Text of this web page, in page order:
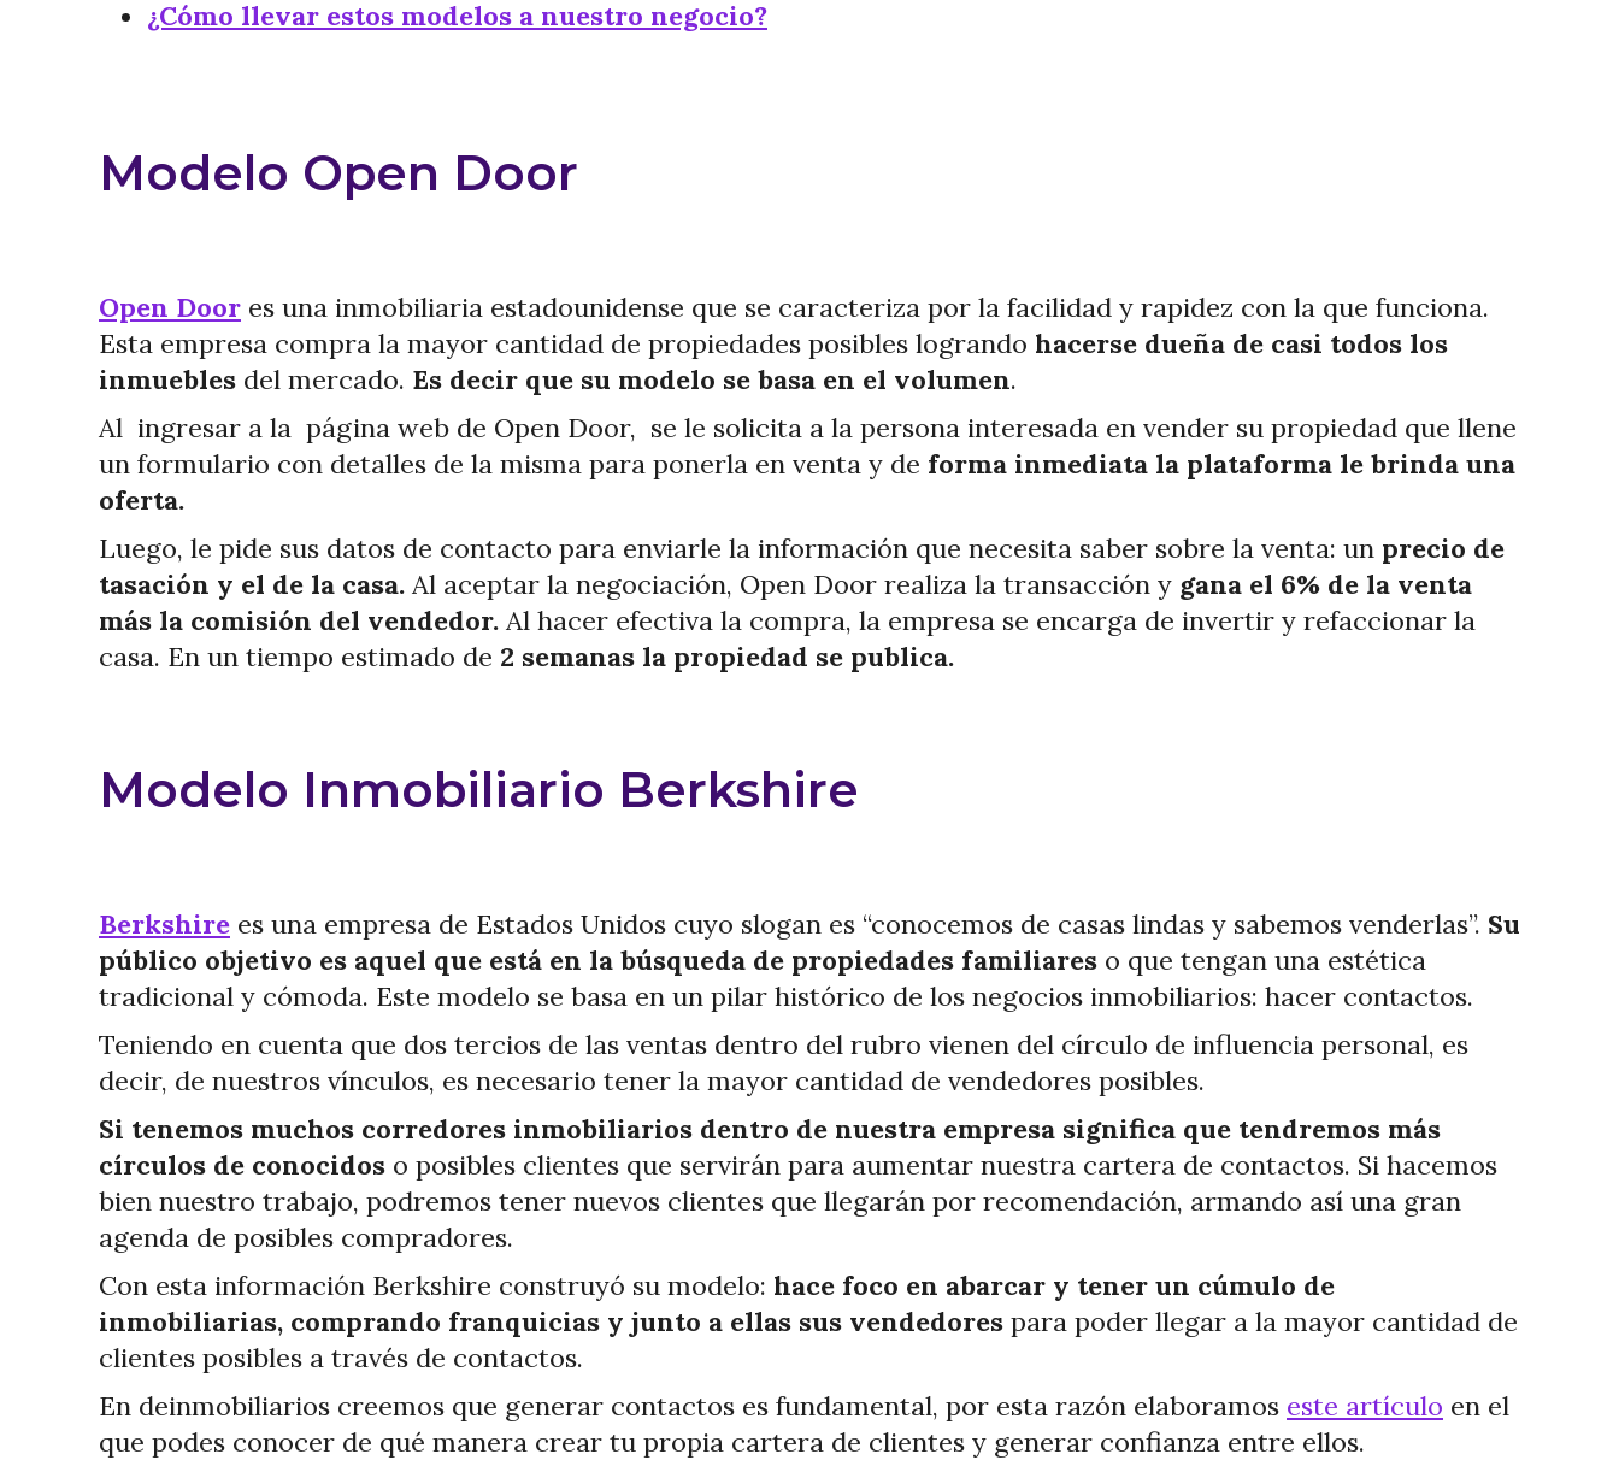
¿Cómo llevar estos modelos a nuestro negocio?
Modelo Open Door
Open Door es una inmobiliaria estadounidense que se caracteriza por la facilidad y rapidez con la que funciona.
Esta empresa compra la mayor cantidad de propiedades posibles logrando hacerse dueña de casi todos los
inmuebles del mercado. Es decir que su modelo se basa en el volumen.
Al ingresar a la página web de Open Door, se le solicita a la persona interesada en vender su propiedad que llene
un formulario con detalles de la misma para ponerla en venta y de forma inmediata la plataforma le brinda una
oferta.
Luego, le pide sus datos de contacto para enviarle la información que necesita saber sobre la venta: un precio de
tasación y el de la casa. Al aceptar la negociación, Open Door realiza la transacción y gana el 6% de la venta
más la comisión del vendedor. Al hacer efectiva la compra, la empresa se encarga de invertir y refaccionar la
casa. En un tiempo estimado de 2 semanas la propiedad se publica.
Modelo Inmobiliario Berkshire
Berkshire es una empresa de Estados Unidos cuyo slogan es “conocemos de casas lindas y sabemos venderlas”. Su
público objetivo es aquel que está en la búsqueda de propiedades familiares o que tengan una estética
tradicional y cómoda. Este modelo se basa en un pilar histórico de los negocios inmobiliarios: hacer contactos.
Teniendo en cuenta que dos tercios de las ventas dentro del rubro vienen del círculo de influencia personal, es
decir, de nuestros vínculos, es necesario tener la mayor cantidad de vendedores posibles.
Si tenemos muchos corredores inmobiliarios dentro de nuestra empresa significa que tendremos más
círculos de conocidos o posibles clientes que servirán para aumentar nuestra cartera de contactos. Si hacemos
bien nuestro trabajo, podremos tener nuevos clientes que llegarán por recomendación, armando así una gran
agenda de posibles compradores.
Con esta información Berkshire construyó su modelo: hace foco en abarcar y tener un cúmulo de
inmobiliarias, comprando franquicias y junto a ellas sus vendedores para poder llegar a la mayor cantidad de
clientes posibles a través de contactos.
En deinmobiliarios creemos que generar contactos es fundamental, por esta razón elaboramos este artículo en el
que podes conocer de qué manera crear tu propia cartera de clientes y generar confianza entre ellos.